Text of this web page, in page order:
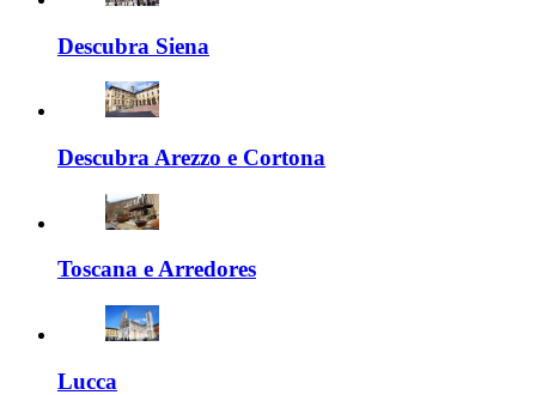
Descubra Siena
Descubra Arezzo e Cortona
Toscana e Arredores
Lucca